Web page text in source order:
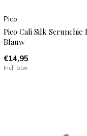
Pico
Pico Cali Silk
Blauw
€14,95
Incl. btw